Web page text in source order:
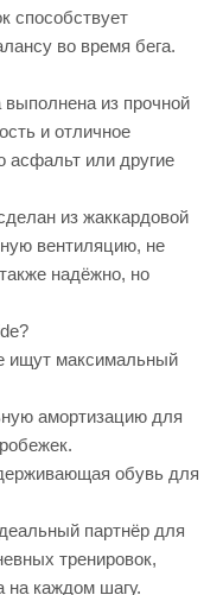
способствует
во время бега.
из прочной
и отличное
асфальт или другие
из жаккардовой
вентиляцию, не
надёжно, но
ищут максимальный
амортизацию для
обувь для
партнёр для
тренировок,
каждом шагу.